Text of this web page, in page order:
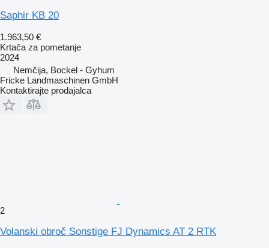
Saphir KB 20
1.963,50 €
Krtača za pometanje
2024
Nemčija, Bockel - Gyhum
Fricke Landmaschinen GmbH
Kontaktirajte prodajalca
2
Volanski obroč Sonstige FJ Dynamics AT 2 RTK